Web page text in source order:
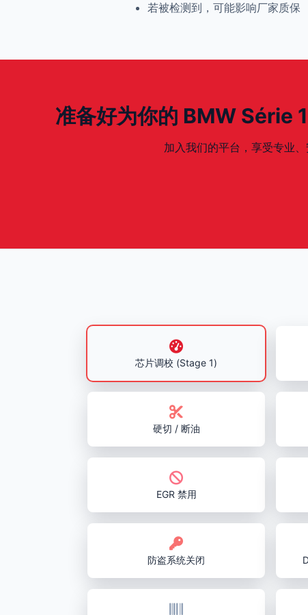
若被检测到，可能影响厂家质保
准备好为你的 BMW
加入我们的平台，享受专业
芯片调校 (Stage 1)
硬切 / 断油
EGR 禁用
防盗系统关闭